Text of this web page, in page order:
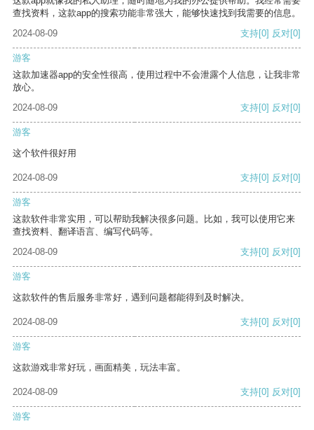
查找资料，这款app的搜索功能非常强大，能够快速找到我需要的信息。
2024-08-09
支持[0] 反对[0]
游客
这款加速器app的安全性很高，使用过程中不会泄露个人信息，让我非常
放心。
2024-08-09
支持[0] 反对[0]
游客
这个软件很好用
2024-08-09 支持[0] 反对[0]
游客
这款软件非常实用，可以帮助我解决很多问题。比如，我可以使用它来
查找资料、翻译语言、编写代码等。
2024-08-09
支持[0] 反对[0]
游客
这款软件的售后服务非常好，遇到问题都能得到及时解决。
2024-08-09 支持[0] 反对[0]
游客
这款游戏非常好玩，画面精美，玩法丰富。
2024-08-09 支持[0] 反对[0]
游客